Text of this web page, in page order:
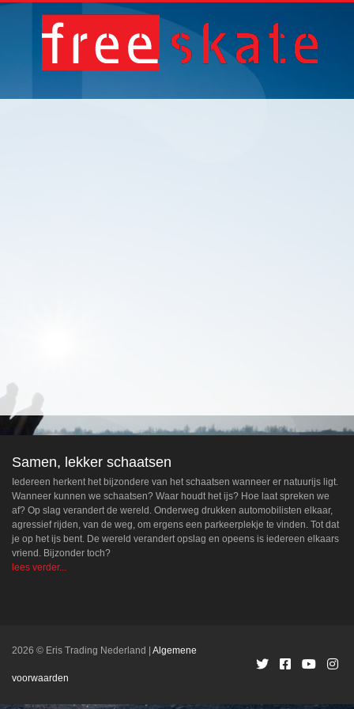
Samen, lekker schaatsen
Iedereen herkent het bijzondere van het schaatsen wanneer er natuurijs ligt.
Wanneer kunnen we schaatsen? Waar houdt het ijs? Hoe laat spreken we
af? Op slag verandert de wereld. Onderweg drukken automobilisten elkaar,
agressief rijden, van de weg, om ergens een parkeerplekje te vinden. Tot dat
je op het ijs bent. De wereld verandert opslag en opeens is iedereen elkaars
vriend. Bijzonder toch?
lees verder...
2026 © Eris Trading Nederland Algemene
voorwaarden